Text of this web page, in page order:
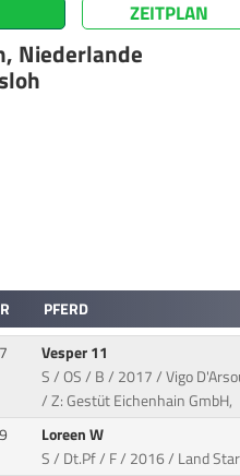
ZEITPLAN
Niederlande
PFERD
Vesper 11
S / OS / B / 2017 / Vigo
/ Z: Gestüt Eichenhain GmbH,
Loreen W
S / Dt.Pf / F / 2016 / Land